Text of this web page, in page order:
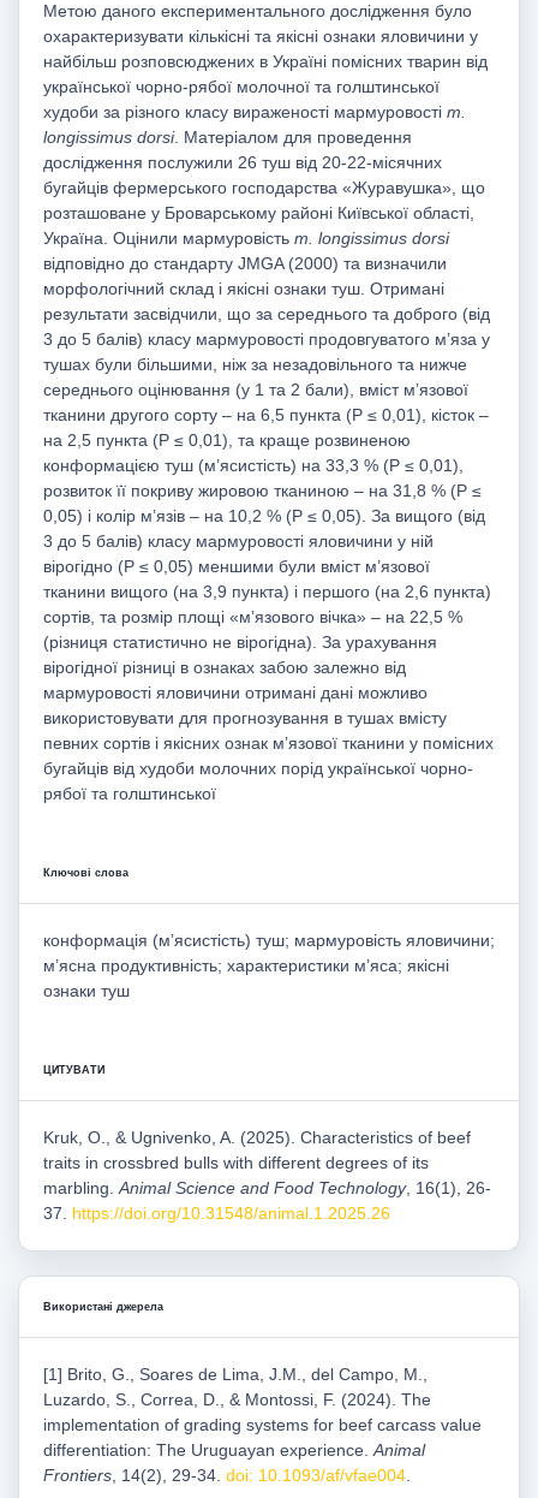
Метою даного експериментального дослідження було
охарактеризувати кількісні та якісні ознаки яловичини у
найбільш розповсюджених в Україні помісних тварин від
української чорно-рябої молочної та голштинської
худоби за різного класу вираженості мармуровості m.
longissimus dorsi. Матеріалом для проведення
дослідження послужили 26 туш від 20-22-місячних
бугайців фермерського господарства «Журавушка», що
розташоване у Броварському районі Київської області,
Україна. Оцінили мармуровість m. longissimus dorsi
відповідно до стандарту JMGA (2000) та визначили
морфологічний склад і якісні ознаки туш. Отримані
результати засвідчили, що за середнього та доброго (від
3 до 5 балів) класу мармуровості продовгуватого м’яза у
тушах були більшими, ніж за незадовільного та нижче
середнього оцінювання (у 1 та 2 бали), вміст м’язової
тканини другого сорту – на 6,5 пункта (Р ≤ 0,01), кісток –
на 2,5 пункта (Р ≤ 0,01), та краще розвиненою
конформацією туш (м’ясистість) на 33,3 % (Р ≤ 0,01),
розвиток її покриву жировою тканиною – на 31,8 % (Р ≤
0,05) і колір м’язів – на 10,2 % (Р ≤ 0,05). За вищого (від
3 до 5 балів) класу мармуровості яловичини у ній
вірогідно (Р ≤ 0,05) меншими були вміст м’язової
тканини вищого (на 3,9 пункта) і першого (на 2,6 пункта)
сортів, та розмір площі «м’язового вічка» – на 22,5 %
(різниця статистично не вірогідна). За урахування
вірогідної різниці в ознаках забою залежно від
мармуровості яловичини отримані дані можливо
використовувати для прогнозування в тушах вмісту
певних сортів і якісних ознак м’язової тканини у помісних
бугайців від худоби молочних порід української чорно-
рябої та голштинської
Ключові слова
конформація (м’ясистість) туш; мармуровість яловичини;
м’ясна продуктивність; характеристики м’яса; якісні
ознаки туш
ЦИТУВАТИ
Kruk, O., & Ugnivenko, A. (2025). Characteristics of beef
traits in crossbred bulls with different degrees of its
marbling.Animal Science and Food Technology, 16(1), 26-
37. https://doi.org/10.31548/animal.1.2025.26
Використані джерела
[1] Brito, G., Soares de Lima, J.M., del Campo, M.,
Luzardo, S., Correa, D., & Montossi, F. (2024). The
implementation of grading systems for beef carcass value
differentiation: The Uruguayan experience.Animal
Frontiers, 14(2), 29-34. doi: 10.1093/af/vfae004.